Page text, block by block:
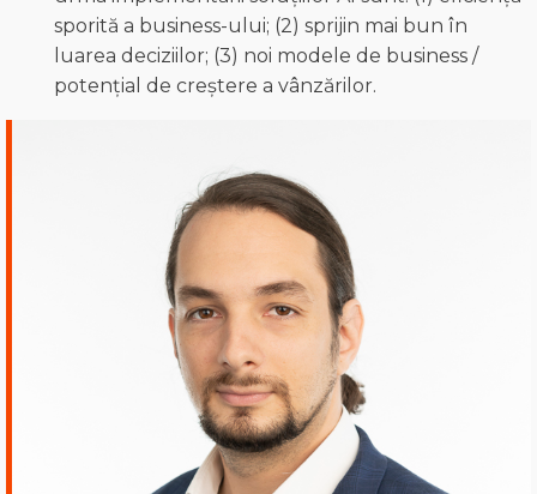
sporită a business-ului; (2) sprijin mai bun în
luarea deciziilor; (3) noi modele de business /
potențial de creștere a vânzărilor.